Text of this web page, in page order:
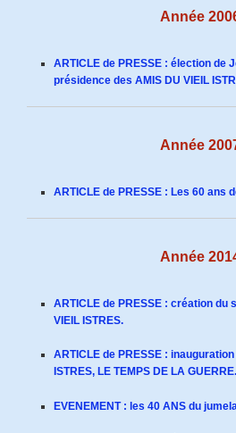
Année
ARTICLE de PRESSE : élection de
présidence des AMIS DU VIEIL
Année
ARTICLE de PRESSE : Les 60 ans
Année
ARTICLE de PRESSE : création du
VIEIL ISTRES.
ARTICLE de PRESSE :
ISTRES, LE TEMPS DE LA GUERRE.
EVENEMENT : les 40 ANS du